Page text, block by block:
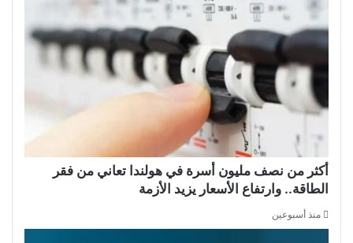
أكثر من نصف مليون أسرة في هولندا تعاني من فقر
الطاقة.. وارتفاع الأسعار يزيد الأزمة
منذ أسبوعين